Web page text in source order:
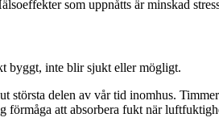
som uppnåtts är minskad
byggt, inte blir sjukt eller mögligt.
delen av vår tid inomhus.
att absorbera fukt när